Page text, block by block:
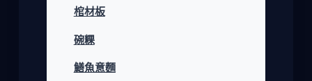
棺材板
碗粿
鱔魚意麵